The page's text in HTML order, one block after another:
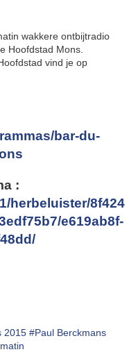
wakkere ontbijtradio
Hoofdstad Mons.
vind je op
bar-du-
:
herbeluister/8f424
e619ab8f-
2015 #Paul Berckmans